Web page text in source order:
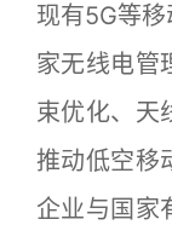
现有5G等
家无线电管
束优化、天
推动低空移
企业与国家